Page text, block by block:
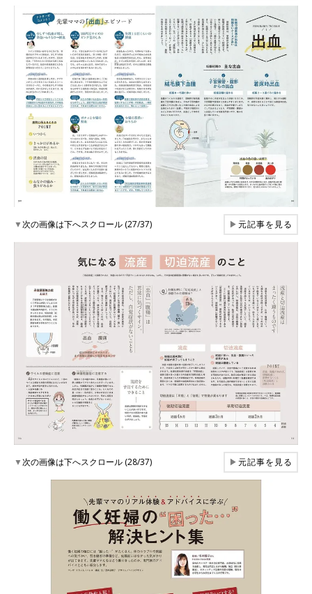
▼次の画像は下へスクロール (27/37) ▶元記事を見る
▼次の画像は下へスクロール (28/37) ▶元記事を見る